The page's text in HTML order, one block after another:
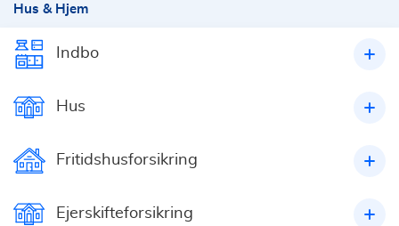
Hus & Hjem
Indbo
Hus
Fritidshusforsikring
Ejerskifteforsikring